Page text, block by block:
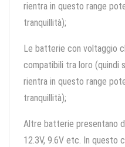
rientra in questo range
tranquillità);
Le batterie con voltaggio
compatibili tra loro (quindi
rientra in questo range
tranquillità);
Altre batterie presentano
12.3V, 9.6V etc. In questo